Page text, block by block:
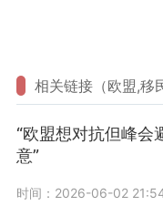
相关链接（欧盟,移
“欧盟想对抗但峰会
意”
时间：2026-06-02